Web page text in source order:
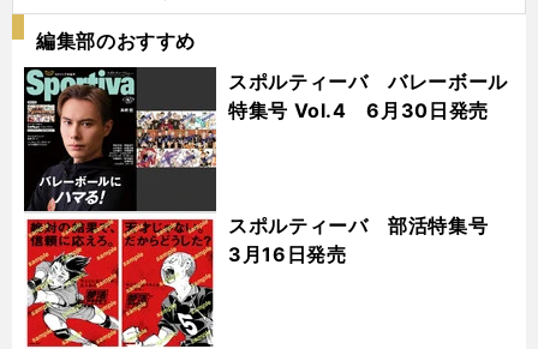
編集部のおすすめ
スポルティーバ バレーボール
特集号 Vol.4 6月30日発売
スポルティーバ 部活特集号
3月16日発売